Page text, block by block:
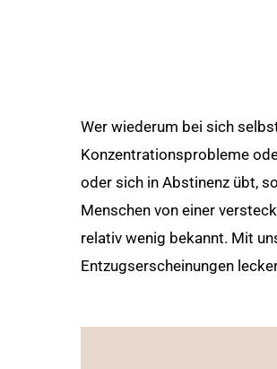
Wer wiederum bei sich
Konzentrationsprobleme
oder sich in Abstinenz übt,
Menschen von einer
relativ wenig bekannt. Mit
Entzugserscheinungen